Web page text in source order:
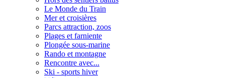
Le Monde du Train
Mer et croisières
Parcs attraction, zoos
Plages et farniente
Plongée sous-marine
Rando et montagne
Rencontre avec...
Ski - sports hiver